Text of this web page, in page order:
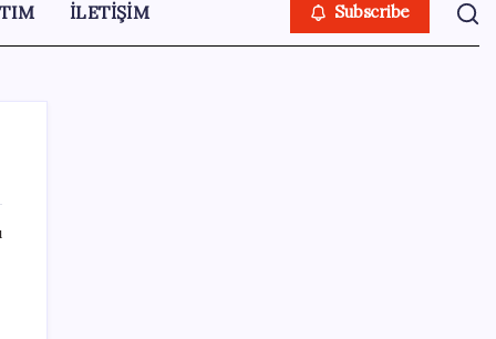
İLETİŞİM Subscribe